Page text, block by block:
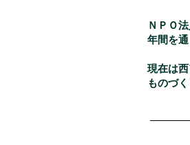
ＮＰＯ
年間を
現在は
ものづ